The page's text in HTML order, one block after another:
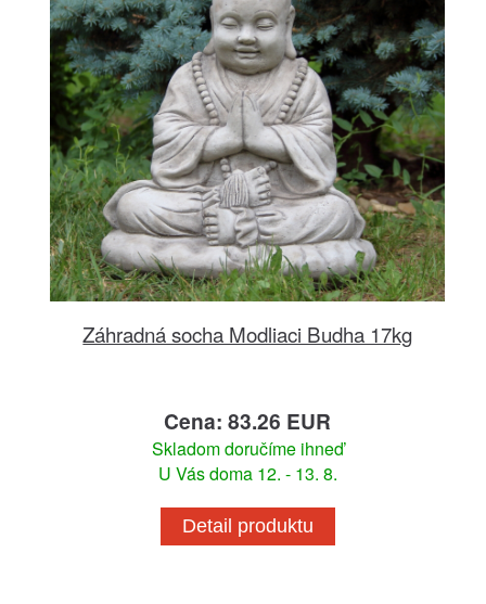
Záhradná socha Modliaci Budha 17kg
Cena: 83.26 EUR
Skladom doručíme ihneď
U Vás doma 12. - 13. 8.
Detail produktu